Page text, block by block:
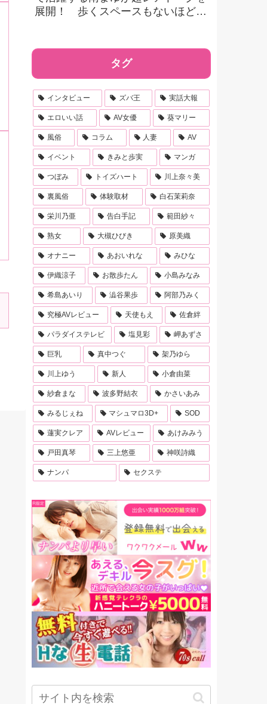
展開！ 歩くスペースもないほどの
タグ
インタビュー ズバ王 実話大報
エロいい話 AV女優 葵マリー
風俗 コラム 人妻 AV
イベント きみと歩実 マンガ
つぼみ トイズハート 川上奈々美
裏風俗 体験取材 白石茉莉奈
栄川乃亜 告白手記 範田紗々
熟女 大槻ひびき 原美織
オナニー あおいれな みひな
伊織涼子 お散歩たん 小島みなみ
希島あいり 澁谷果歩 阿部乃みく
究極AVレビュー 天使もえ 佐倉絆
パラダイステレビ 塩見彩 岬あずさ
巨乳 真中つぐ 架乃ゆら
川上ゆう 新人 小倉由菜
紗倉まな 波多野結衣 かさいあみ
みるじぇね マシュマロ3D+ SOD
蓮実クレア AVレビュー あけみみう
戸田真琴 三上悠亜 神咲詩織
ナンパ セクステ